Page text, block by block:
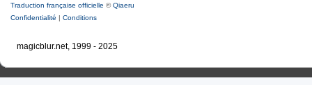
Traduction française officielle ©Qiaeru
Confidentialité | Conditions
magicblur.net, 1999 - 2025